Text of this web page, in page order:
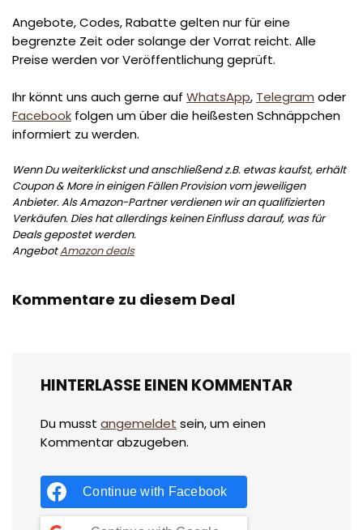
Angebote, Codes, Rabatte gelten nur für eine
begrenzte Zeit oder solange der Vorrat reicht. Alle
Preise werden vor Veröffentlichung geprüft.
Ihr könnt uns auch gerne auf WhatsApp, Telegram oder
Facebook folgen um über die heißesten Schnäppchen
informiert zu werden.
Wenn Du weiterklickst und anschließend z.B. etwas kaufst, erhält
Coupon & More in einigen Fällen Provision vom jeweiligen
Anbieter. Als Amazon-Partner verdienen wir an qualifizierten
Verkäufen. Dies hat allerdings keinen Einfluss darauf, was für
Deals gepostet werden.
AngebotAmazon deals
Kommentare zu diesem Deal
HINTERLASSE EINEN KOMMENTAR
Du musst angemeldet sein, um einen
Kommentar abzugeben.
Continue with Facebook